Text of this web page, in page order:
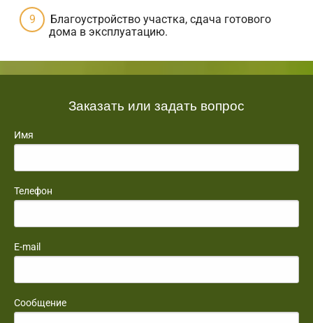
Благоустройство участка, сдача готового
дома в эксплуатацию.
Заказать или задать вопрос
Имя
Телефон
E-mail
Сообщение